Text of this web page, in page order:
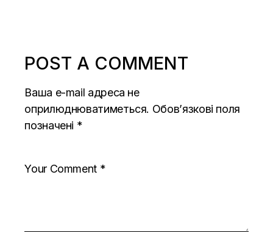
POST A COMMENT
Ваша e-mail адреса не
оприлюднюватиметься. Обов’язкові поля
позначені *